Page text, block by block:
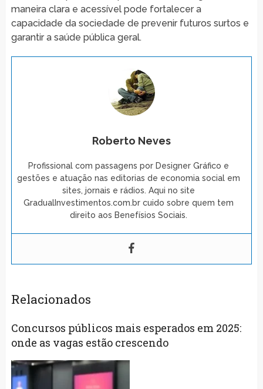
maneira clara e acessível pode fortalecer a
capacidade da sociedade de prevenir futuros surtos e
garantir a saúde pública geral.
Roberto Neves
Profissional com passagens por Designer Gráfico e
gestões e atuação nas editorias de economia social em
sites, jornais e rádios. Aqui no site
GradualInvestimentos.com.br cuido sobre quem tem
direito aos Benefísios Sociais.
Relacionados
Concursos públicos mais esperados em 2025:
onde as vagas estão crescendo